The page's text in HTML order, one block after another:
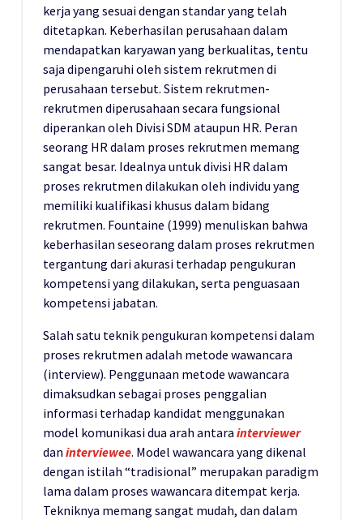
kerja yang sesuai dengan standar yang telah
ditetapkan. Keberhasilan perusahaan dalam
mendapatkan karyawan yang berkualitas, tentu
saja dipengaruhi oleh sistem rekrutmen di
perusahaan tersebut. Sistem rekrutmen-
rekrutmen diperusahaan secara fungsional
diperankan oleh Divisi SDM ataupun HR. Peran
seorang HR dalam proses rekrutmen memang
sangat besar. Idealnya untuk divisi HR dalam
proses rekrutmen dilakukan oleh individu yang
memiliki kualifikasi khusus dalam bidang
rekrutmen. Fountaine (1999) menuliskan bahwa
keberhasilan seseorang dalam proses rekrutmen
tergantung dari akurasi terhadap pengukuran
kompetensi yang dilakukan, serta penguasaan
kompetensi jabatan.
Salah satu teknik pengukuran kompetensi dalam
proses rekrutmen adalah metode wawancara
(interview). Penggunaan metode wawancara
dimaksudkan sebagai proses penggalian
informasi terhadap kandidat menggunakan
model komunikasi dua arah antara interviewer
dan interviewee. Model wawancara yang dikenal
dengan istilah “tradisional” merupakan paradigm
lama dalam proses wawancara ditempat kerja.
Tekniknya memang sangat mudah, dan dalam